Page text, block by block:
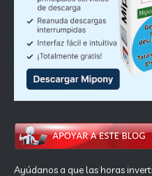
Ayúdanos a que las horas